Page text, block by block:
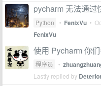
pycharm 无法通过
Python • FenixVu •
FenixVu
使用 Pycharm 你
程序员 •
Lastly replied by